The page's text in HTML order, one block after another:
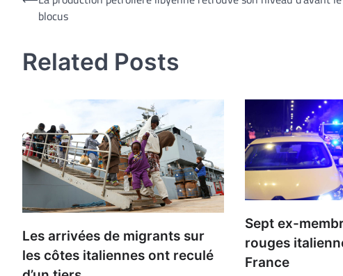
blocus
Related Posts
Les arrivées de migrants sur
les côtes italiennes ont reculé
Sept ex-
rouges
France